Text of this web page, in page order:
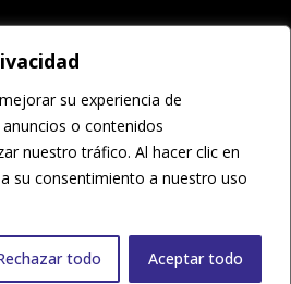
su experiencia de
o contenidos
nuestro tráfico. Al hacer clic en
su consentimiento a nuestro uso
todo Aceptar todo
|Condiciones Generales|Fondos
Cookies|Política de Privacidad